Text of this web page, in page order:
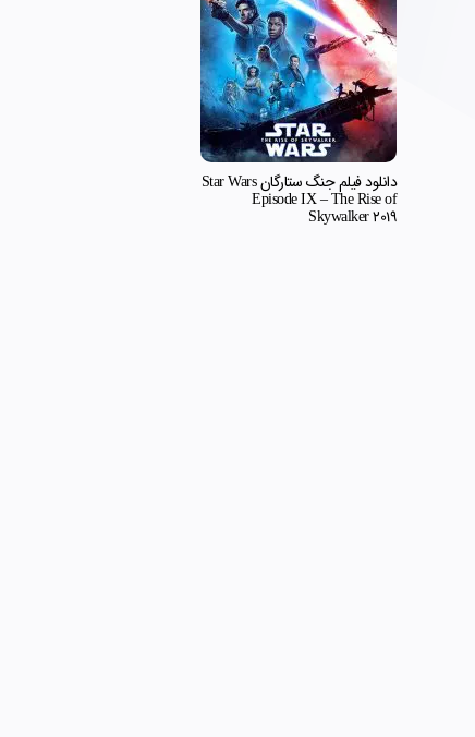
دانلود فیلم جنگ ستارگان Star Wars
Episode IX – The Rise of
Skywalker 2019